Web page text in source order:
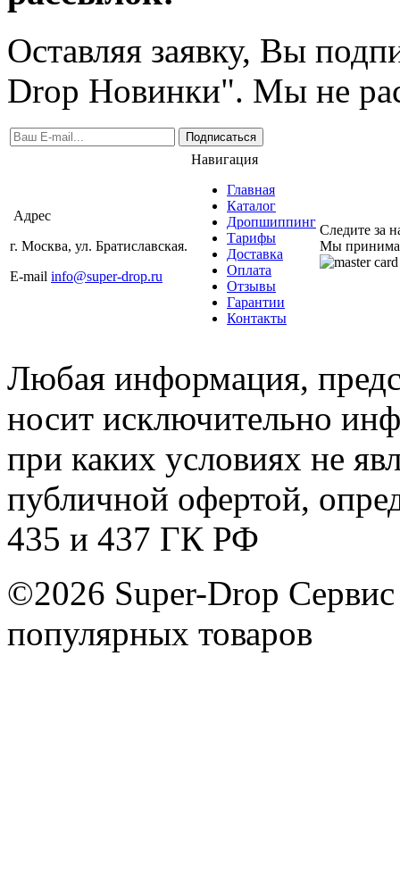
Оставляя заявку, Вы
Drop Новинки". Мы не
Подписаться
Адрес
г. Москва, ул. Братиславская.
E-mail info@super-drop.ru
Навигация
Главная
Каталог
Дропшиппинг
Тарифы
Доставка
Оплата
Отзывы
Гарантии
Контакты
Следите за
Мы
Любая информация,
носит исключительно
при каких условиях не
публичной офертой,
435 и 437 ГК РФ
©2026 Super-Drop
популярных товаров